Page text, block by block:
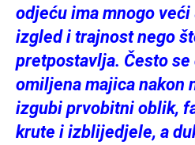
odjeću ima mnogo
izgled i trajnost nego
pretpostavlja. Često se
omiljena majica nakon
izgubi prvobitni oblik,
krute i izblijedjele, a